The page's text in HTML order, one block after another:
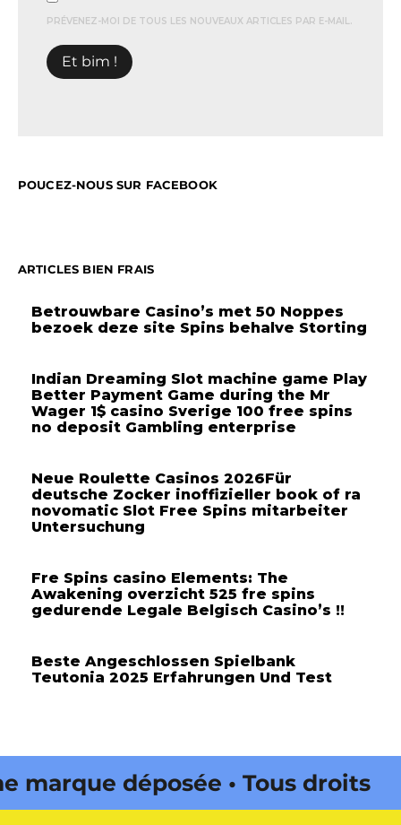
PRÉVENEZ-MOI DE TOUS LES NOUVEAUX ARTICLES PAR E-MAIL.
POUCEZ-NOUS SUR FACEBOOK
ARTICLES BIEN FRAIS
Betrouwbare Casino’s met 50 Noppes
bezoek deze site Spins behalve Storting
Indian Dreaming Slot machine game Play
Better Payment Game during the Mr
Wager 1$ casino Sverige 100 free spins
no deposit Gambling enterprise
Neue Roulette Casinos 2026Für
deutsche Zocker inoffizieller book of ra
novomatic Slot Free Spins mitarbeiter
Untersuchung
Fre Spins casino Elements: The
Awakening overzicht 525 fre spins
gedurende Legale Belgisch Casino’s !!
Beste Angeschlossen Spielbank
Teutonia 2025 Erfahrungen Und Test
déposée • Tous droits